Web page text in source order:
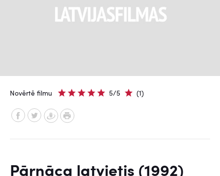
Novērtē filmu 5/5 (1)
Pārnāca latvietis (1992)